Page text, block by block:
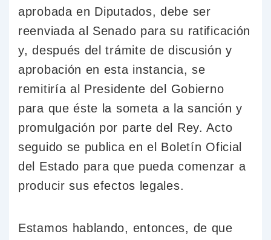
aprobada en Diputados, debe ser
reenviada al Senado para su ratificación
y, después del trámite de discusión y
aprobación en esta instancia, se
remitiría al Presidente del Gobierno
para que éste la someta a la sanción y
promulgación por parte del Rey. Acto
seguido se publica en el Boletín Oficial
del Estado para que pueda comenzar a
producir sus efectos legales.
Estamos hablando, entonces, de que